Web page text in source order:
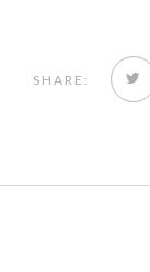
SHARE: